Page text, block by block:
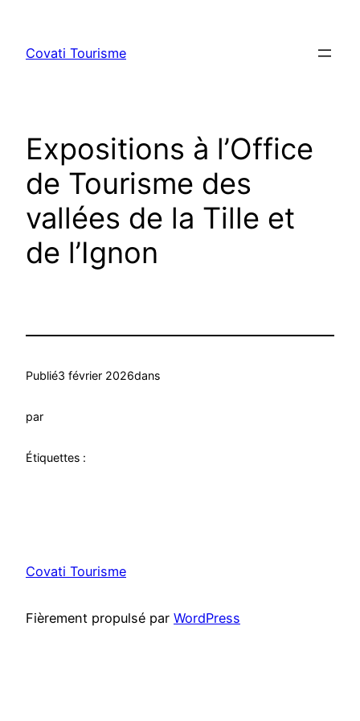
contenu
Covati Tourisme
Expositions à l’Office
de Tourisme des
vallées de la Tille et
de l’Ignon
Publié3 février 2026dans
par
Étiquettes :
Covati Tourisme
Fièrement propulsé par WordPress